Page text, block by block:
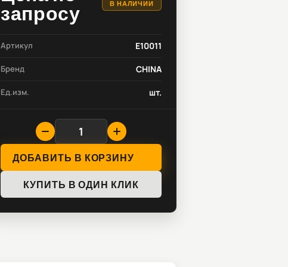
запросу
В НАЛИЧИИ
Артикул E10011
Бренд CHINA
Ед.изм. шт.
ДОБАВИТЬ В КОРЗИНУ
КУПИТЬ В ОДИН КЛИК